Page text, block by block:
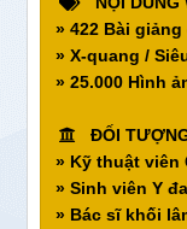
» 422 Bài
» X-quang /
» 25.000 Hình
ĐỐI
» Kỹ thuật viên
» Sinh viên Y
» Bác sĩ khối